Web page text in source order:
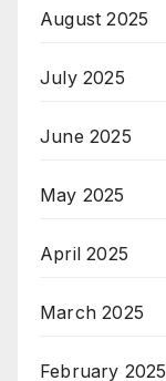
August 2025
July 2025
June 2025
May 2025
April 2025
March 2025
February 2025